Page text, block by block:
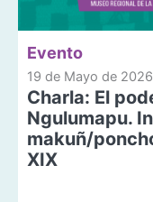
Evento
19 de Mayo de 2026
Charla: El
Ngulumapu.
makuñ/
XIX